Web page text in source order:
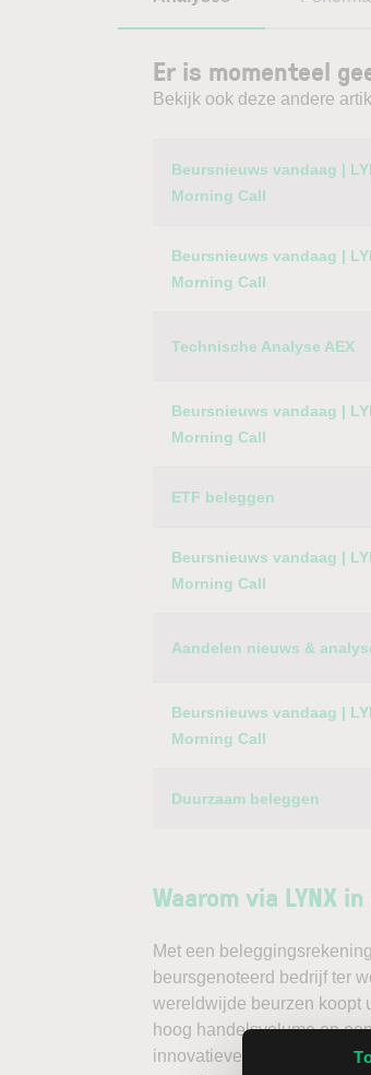
Er is momenteel
Bekijk ook deze andere
Category Titel
Beursnieuws vandaag |
Morning Call
Beursnieuws vandaag |
Morning Call
Technische Analyse AEX
Beursnieuws vandaag |
Morning Call
ETF beleggen
Beursnieuws vandaag |
Morning Call
Aandelen nieuws &
Beursnieuws vandaag |
Morning Call
Duurzaam beleggen
Waarom via LYNX
Met een
beursgenoteerd bedrijf ter
wereldwijde beurzen koopt
hoog handelsvolume en
innovatieve trading tools,